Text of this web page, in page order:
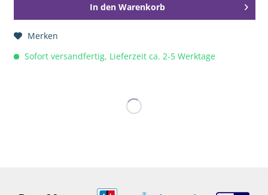
In den Warenkorb
Merken
Sofort versandfertig, Lieferzeit ca. 2-5 Werktage